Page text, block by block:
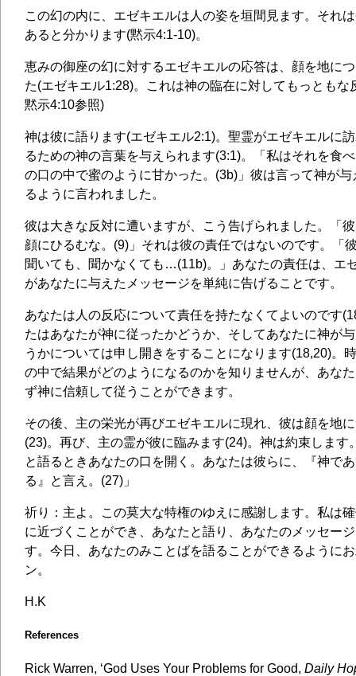
この幻の内に、エゼキエルは人の姿を垣間見ます。それ
あると分かります(黙示4:1-10)。
恵みの御座の幻に対するエゼキエルの応答は、顔を地に
た(エゼキエル1:28)。これは神の臨在に対してもっともな
黙示4:10参照)
神は彼に語ります(エゼキエル2:1)。聖霊がエゼキエルに
るための神の言葉を与えられます(3:1)。「私はそれを食
の口の中で蜜のように甘かった。(3b)」彼は言って神が
るように言われました。
彼は大きな反対に遭いますが、こう告げられました。「
顔にひるむな。(9)」それは彼の責任ではないのです。「
聞いても、聞かなくても…(11b)。」あなたの責任は、エ
があなたに与えたメッセージを単純に告げることです。
あなたは人の反応について責任を持たなくてよいのです
たはあなたが神に従ったかどうか、そしてあなたに神が
うかについては申し開きをすることになります(18,20)。
の中で結果がどのようになるのかを知りませんが、あな
ず神に信頼して従うことができます。
その後、主の栄光が再びエゼキエルに現れ、彼は顔を地
(23)。再び、主の霊が彼に臨みます(24)。神は約束します
と語るときあなたの口を開く。あなたは彼らに、『神で
る』と言え。(27)」
祈り：主よ。この莫大な特権のゆえに感謝します。私は
に近づくことができ、あなたと語り、あなたのメッセー
す。今日、あなたのみことばを語ることができるように
ン。
H.K
References
Rick Warren, ‘God Uses Your Problems for Good, Daily